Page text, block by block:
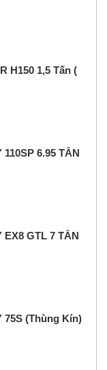
H150 1,5 Tấn (
6.95 TẤN
EX8 GTL 7 TẤN
75S (Thùng Kín)